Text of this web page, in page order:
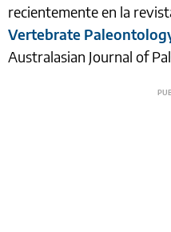
recientemente en la
Vertebrate
Australasian Journal of